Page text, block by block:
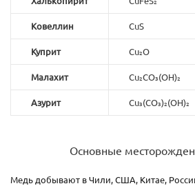
Ковеллин CuS
Куприт Cu₂O
Малахит Cu₂CO₃(OH)₂
Азурит Cu₃(CO₃)₂(OH)₂
Основные
Медь добывают в Чили, США, Китае,